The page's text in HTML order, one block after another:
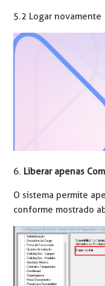
5.2 Logar novamente
6. Liberar apenas
O sistema permite
conforme mostrado